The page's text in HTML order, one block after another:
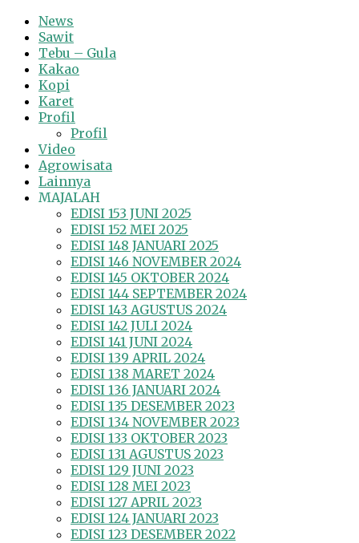
News
Sawit
Tebu – Gula
Kakao
Kopi
Karet
Profil
Profil
Video
Agrowisata
Lainnya
MAJALAH
EDISI 153 JUNI 2025
EDISI 152 MEI 2025
EDISI 148 JANUARI 2025
EDISI 146 NOVEMBER 2024
EDISI 145 OKTOBER 2024
EDISI 144 SEPTEMBER 2024
EDISI 143 AGUSTUS 2024
EDISI 142 JULI 2024
EDISI 141 JUNI 2024
EDISI 139 APRIL 2024
EDISI 138 MARET 2024
EDISI 136 JANUARI 2024
EDISI 135 DESEMBER 2023
EDISI 134 NOVEMBER 2023
EDISI 133 OKTOBER 2023
EDISI 131 AGUSTUS 2023
EDISI 129 JUNI 2023
EDISI 128 MEI 2023
EDISI 127 APRIL 2023
EDISI 124 JANUARI 2023
EDISI 123 DESEMBER 2022